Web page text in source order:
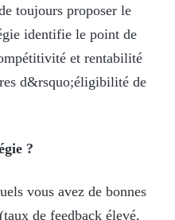
toujours proposer le
identifie le point de
et rentabilité
d&rsquo;éligibilité de
?
vous avez de bonnes
de feedback élevé,